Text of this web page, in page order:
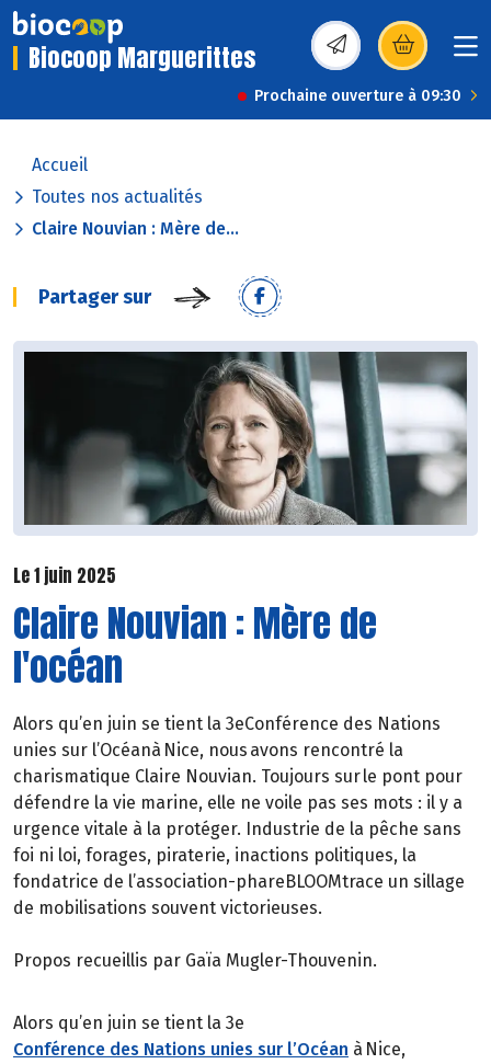
Biocoop Marguerittes (s’ouvre dans une
Prochaine ouverture à 09:30
Accueil
Toutes nos actualités
Claire Nouvian : Mère de...
Partager sur
Le 1 juin 2025
Claire Nouvian : Mère de
l'océan
Alors qu’en juin se tient la 3eConférence des Nations
unies sur l’Océanà Nice, nous avons rencontré la
charismatique Claire Nouvian. Toujours sur le pont pour
défendre la vie marine, elle ne voile pas ses mots : il y a
urgence vitale à la protéger. Industrie de la pêche sans
foi ni loi, forages, piraterie, inactions politiques, la
fondatrice de l’association-phareBLOOMtrace un sillage
de mobilisations souvent victorieuses.
Propos recueillis par Gaïa Mugler-Thouvenin.
Alors qu’en juin se tient la 3e
Conférence des Nations unies sur l’Océan à Nice,